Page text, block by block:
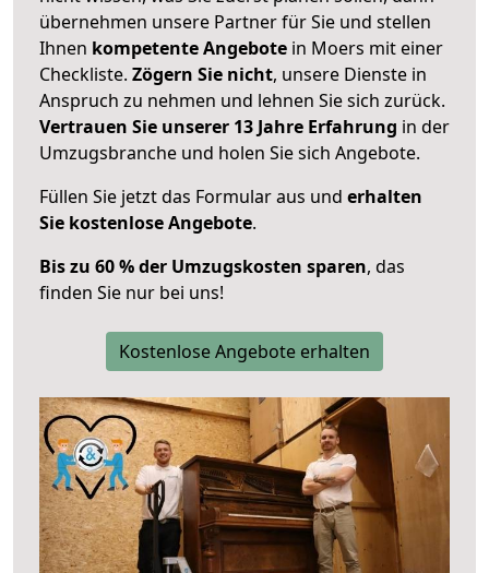
übernehmen unsere Partner für Sie und stellen
Ihnen kompetente Angebote in Moers mit einer
Checkliste. Zögern Sie nicht, unsere Dienste in
Anspruch zu nehmen und lehnen Sie sich zurück.
Vertrauen Sie unserer 13 Jahre Erfahrung in der
Umzugsbranche und holen Sie sich Angebote.
Füllen Sie jetzt das Formular aus und erhalten
Sie kostenlose Angebote.
Bis zu 60 % der Umzugskosten sparen, das
finden Sie nur bei uns!
Kostenlose Angebote erhalten